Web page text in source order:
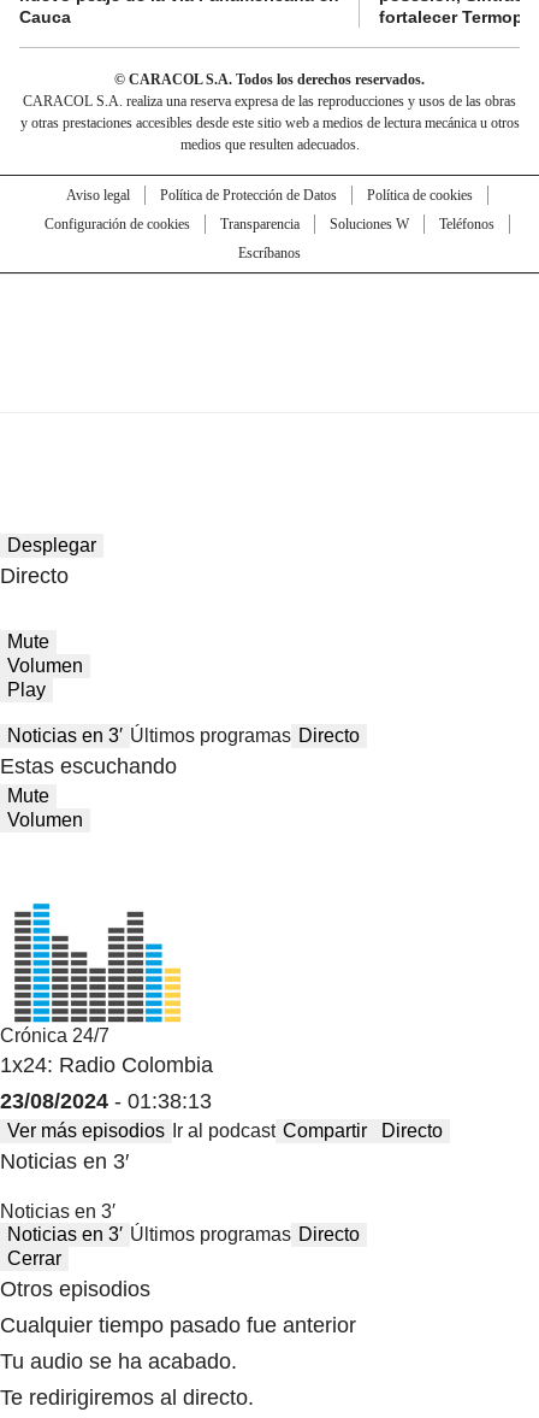
Cauca
fortalecer
© CARACOL S.A. Todos los derechos reservados.
CARACOL S.A. realiza una reserva expresa de las reproducciones y usos de las obras
y otras prestaciones accesibles desde este sitio web a medios de lectura mecánica u otros
medios que resulten adecuados.
Aviso legal Política de Protección de Datos
Política de cookies
Configuración de cookies
Transparencia Soluciones W
Teléfonos
Escríbanos
Desplegar
Directo
Mute
Volumen
Play
Noticias en 3′ Últimos programas Directo
Estas escuchando
Mute
Volumen
Crónica 24/7
1x24: Radio Colombia
23/08/2024 - 01:38:13
Ver más episodios Ir al podcast Compartir Directo
Noticias en 3′
Noticias en 3′
Noticias en 3′ Últimos programas Directo
Cerrar
Otros episodios
Cualquier tiempo pasado fue anterior
Tu audio se ha acabado.
Te redirigiremos al directo.